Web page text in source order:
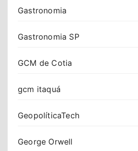
Gastronomia
Gastronomia SP
GCM de Cotia
gcm itaquá
GeopolíticaTech
George Orwell